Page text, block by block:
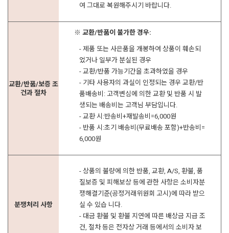
여 그대로 복원해주시기 바랍니다.
교환/반품/보증 조
건과 절차
※ 교환/반품이 불가한 경우:
- 제품 또는 사은품을 개봉하여 상품이 훼손되
었거나 일부가 분실된 경우
- 교환/반품 가능기간을 초과하였을 경우
- 기타 사용자의 과실이 인정되는 경우 교환/반
품배송비: 고객변심에 의한 교환 및 반품 시 발
생되는 배송비는 고객님 부담입니다.
- 교환 시:반송비+재발송비=6,000원
- 반품 시:초기 배송비(무료배송 포함)+반송비=
6,000원
분쟁처리 사항
- 상품의 불량에 의한 반품, 교환, A/S, 환불, 품
질보증 및 피해보상 등에 관한 사항은 소비자분
쟁해결기준(공정거래위원회 고시)에 따라 받으
실 수 있습 니다.
- 대금 환불 및 환불 지연에 따른 배상금 지급 조
건, 절차 등은 전자상 거래 등에서의 소비자 보